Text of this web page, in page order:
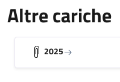
Altre cariche
2025